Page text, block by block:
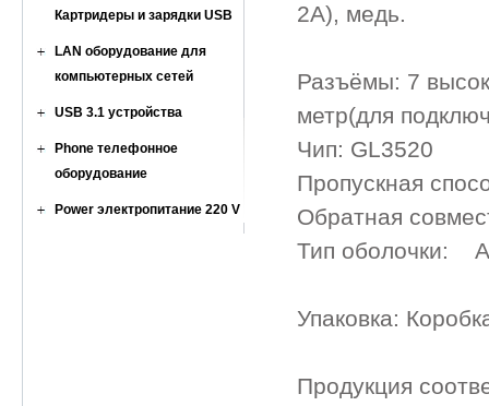
Картридеры и зарядки USB
LAN оборудование для
компьютерных сетей
USB 3.1 устройства
Phone телефонное
оборудование
Power электропитание 220 V
2A), медь.
Разъёмы: 7
метр(для
Чип: GL3520
Пропускная
Обратная
Тип оболочки:
Упаковка:
Продукция